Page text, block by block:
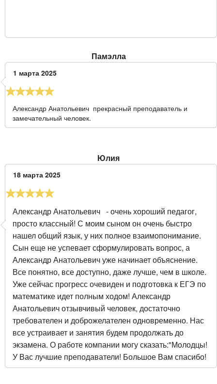
Памэлла
1 марта 2025
Александр Анатольевич прекрасный преподаватель и
замечательный человек.
Юлия
18 марта 2025
Александр Анатольевич - очень хороший педагог,
просто классный! С моим сыном он очень быстро
нашел общий язык, у них полное взаимопонимание.
Сын еще не успевает сформулировать вопрос, а
Александр Анатольевич уже начинает объяснение.
Все понятно, все доступно, даже лучше, чем в школе.
Уже сейчас прогресс очевиден и подготовка к ЕГЭ по
математике идет полным ходом! Александр
Анатольевич отзывчивый человек, достаточно
требователен и доброжелателен одновременно. Нас
все устраивает и занятия будем продолжать до
экзамена. О работе компании могу сказать:"Молодцы!
У Вас лучшие преподаватели! Большое Вам спасибо!